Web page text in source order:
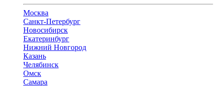
Москва
Санкт-Петербург
Новосибирск
Екатеринбург
Нижний Новгород
Казань
Челябинск
Омск
Самара